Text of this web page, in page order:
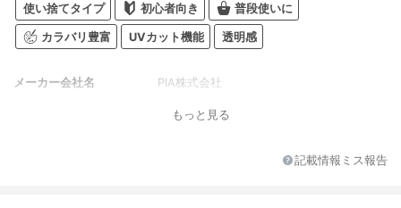
使い捨てタイプ 初心者向き 普段使いに
カラバリ豊富 UVカット機能 透明感
メーカー会社名 PIA株式会社
もっと見る
記載情報ミス報告